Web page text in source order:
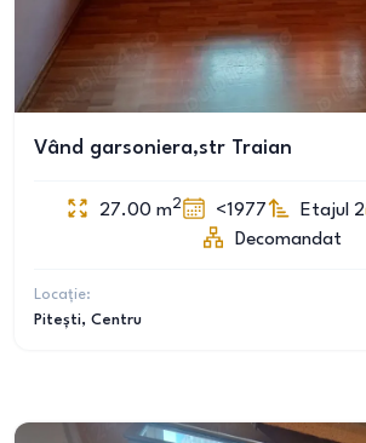
Vând garsoniera,str Traian
27.00 m2 <1977 Etajul 2
Decomandat
Locație:
Pitești, Centru